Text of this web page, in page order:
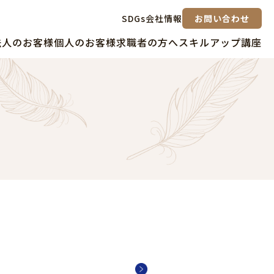
SDGs会社情報 お問い合わせ
のお客様個人のお客様求職者の方へスキルアップ講座